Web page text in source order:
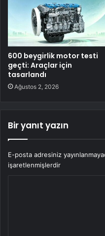
600 beygirlik motor testi
geçti: Araçlar için
tasarlandı
Ağustos 2, 2026
Bir yanıt yazın
E-posta adresiniz
işaretlenmişlerdir